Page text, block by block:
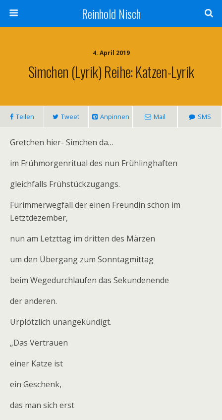
Reinhold Nisch
4. April 2019
Simchen (Lyrik) Reihe: Katzen-Lyrik
Teilen Tweet Anpinnen Mail SMS
Gretchen hier- Simchen da…
im Frühmorgenritual des nun Frühlinghaften
gleichfalls Frühstückzugangs.
Fürimmerwegfall der einen Freundin schon im
Letztdezember,
nun am Letzttag im dritten des Märzen
um den Übergang zum Sonntagmittag
beim Wegedurchlaufen das Sekundenende
der anderen.
Urplötzlich unangekündigt.
„Das Vertrauen
einer Katze ist
ein Geschenk,
das man sich erst